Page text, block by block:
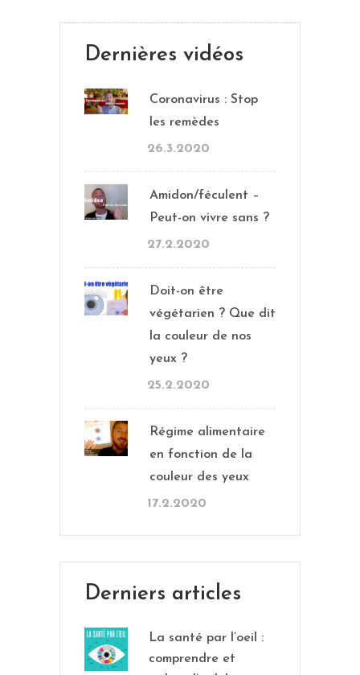
Dernières vidéos
Coronavirus : Stop
les remèdes
26.3.2020
Amidon/féculent –
Peut-on vivre sans ?
27.2.2020
Doit-on être
végétarien ? Que dit
la couleur de nos
yeux ?
25.2.2020
Régime alimentaire
en fonction de la
couleur des yeux
17.2.2020
Derniers articles
La santé par l’oeil :
comprendre et